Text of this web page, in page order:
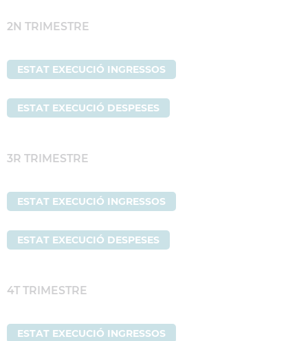
2N TRIMESTRE
ESTAT EXECUCIÓ INGRESSOS
ESTAT EXECUCIÓ DESPESES
3R TRIMESTRE
ESTAT EXECUCIÓ INGRESSOS
ESTAT EXECUCIÓ DESPESES
4T TRIMESTRE
ESTAT EXECUCIÓ INGRESSOS